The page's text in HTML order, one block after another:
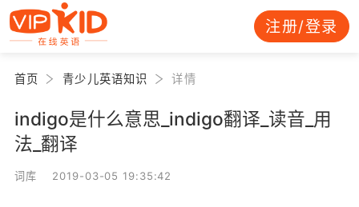
注册/登录
首页 青少儿英语知识 详情
indigo是什么意思_indigo翻译_读音_用
法_翻译
词库 2019-03-05 19:35:42